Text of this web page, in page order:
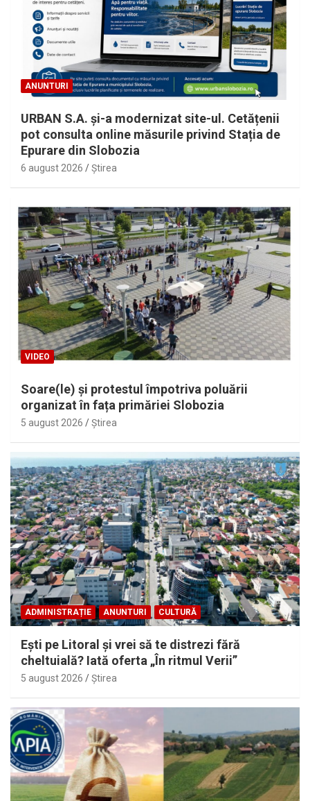
ANUNTURI
URBAN S.A. și-a modernizat site-ul. Cetățenii
pot consulta online măsurile privind Stația de
Epurare din Slobozia
6 august 2026 Ştirea
VIDEO
Soare(le) și protestul împotriva poluării
organizat în fața primăriei Slobozia
5 august 2026 Ştirea
ADMINISTRAȚIE ANUNTURI CULTURĂ
Eşti pe Litoral şi vrei să te distrezi fără
cheltuială? Iată oferta „În ritmul Verii”
5 august 2026 Ştirea